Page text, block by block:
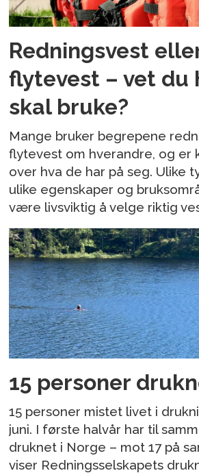
Redningsvest
flytevest – vet du
skal bruke?
Mange bruker begrepene
flytevest om hverandre, og er
over hva de har på seg. Ulike
ulike egenskaper og
være livsviktig å velge riktig
15 personer
15 personer mistet livet i
juni. I første halvår har til
druknet i Norge – mot 17 på
viser Redningsselskapets